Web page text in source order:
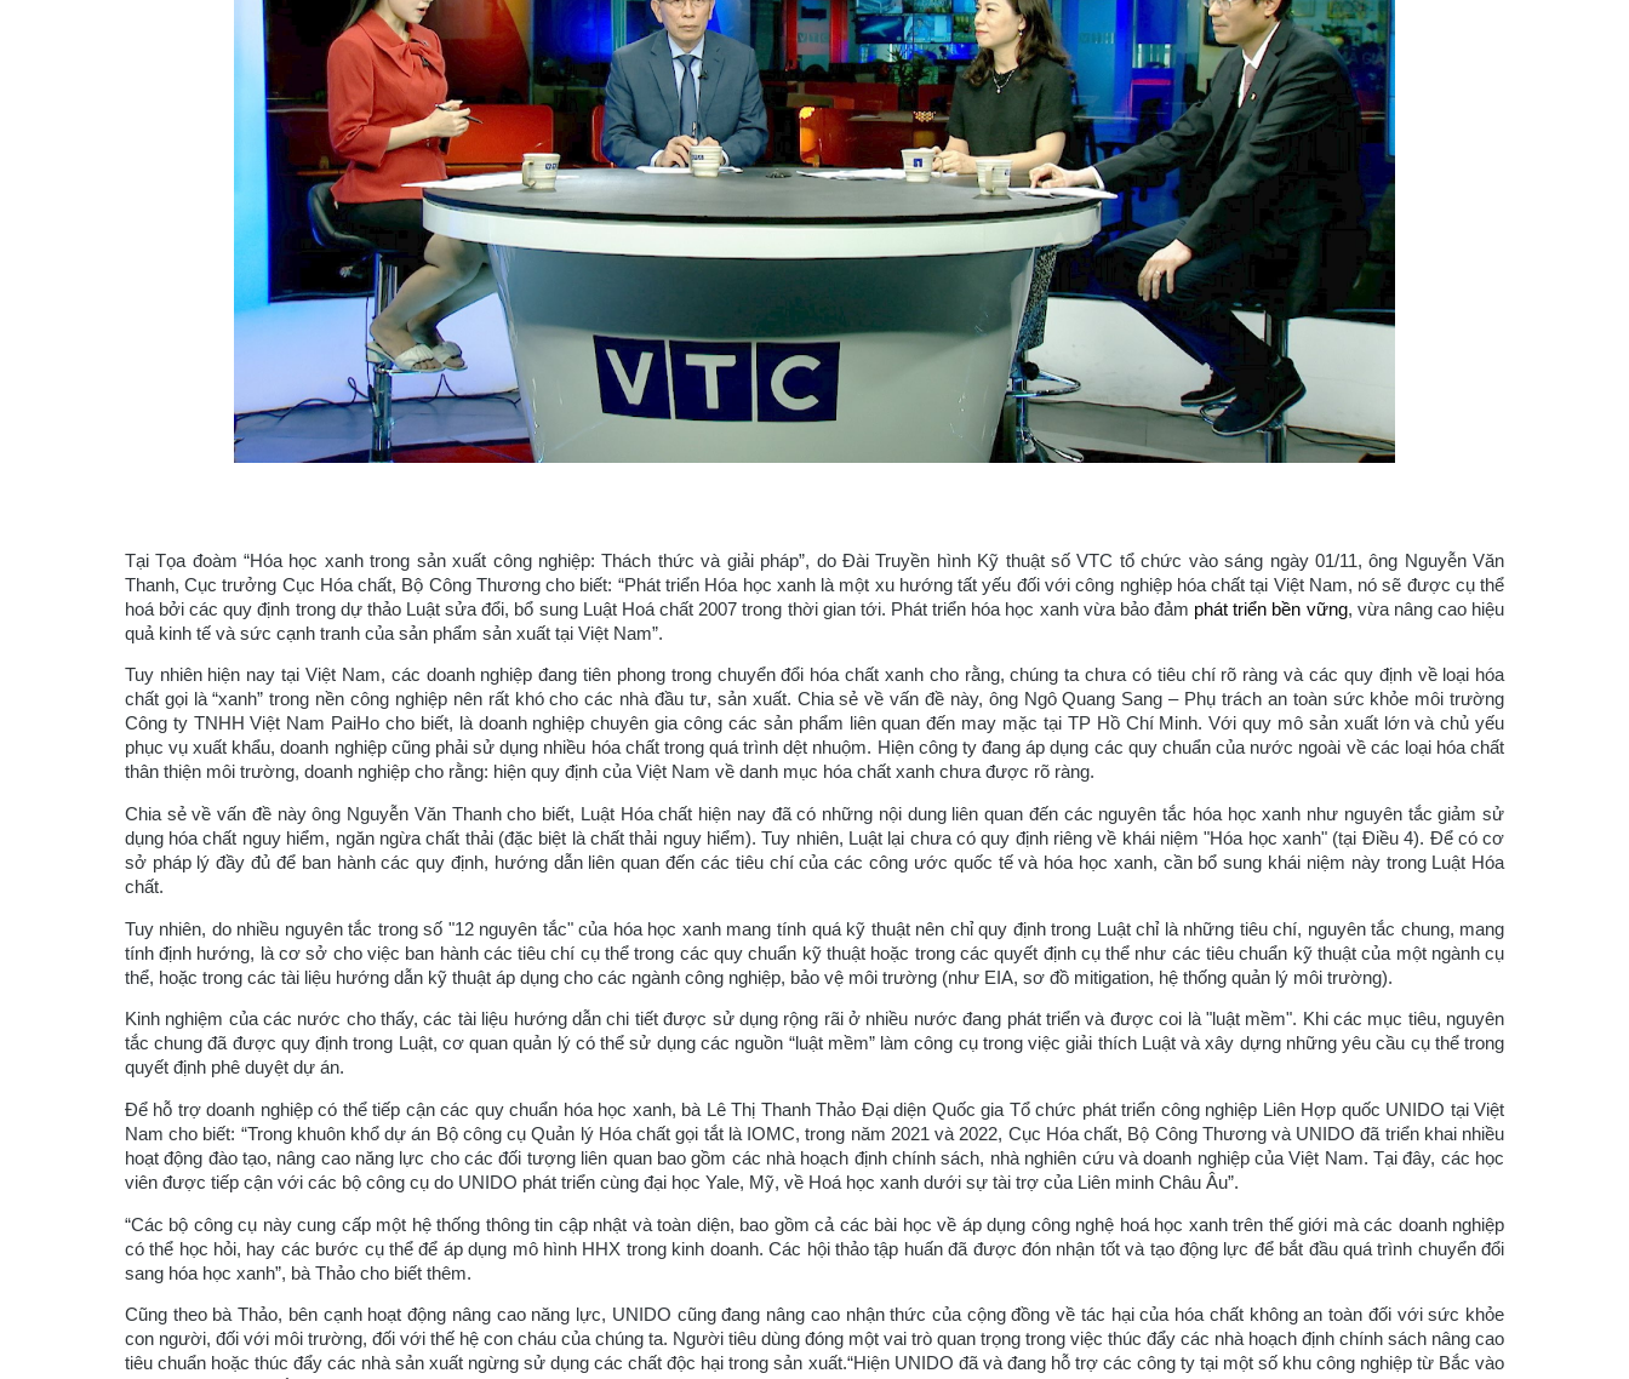
Tại Tọa đoàm “Hóa học xanh trong sản xuất công nghiệp: Thách thức và giải pháp”, do Đài Truyền hình Kỹ thuật số VTC tổ chức vào sáng ngày 01/11, ông Nguyễn Văn
Thanh, Cục trưởng Cục Hóa chất, Bộ Công Thương cho biết: “Phát triển Hóa học xanh là một xu hướng tất yếu đối với công nghiệp hóa chất tại Việt Nam, nó sẽ được cụ thể
hoá bởi các quy định trong dự thảo Luật sửa đổi, bổ sung Luật Hoá chất 2007 trong thời gian tới. Phát triển hóa học xanh vừa bảo đảm phát triển bền vững, vừa nâng cao hiệu
quả kinh tế và sức cạnh tranh của sản phẩm sản xuất tại Việt Nam”.
Tuy nhiên hiện nay tại Việt Nam, các doanh nghiệp đang tiên phong trong chuyển đổi hóa chất xanh cho rằng, chúng ta chưa có tiêu chí rõ ràng và các quy định về loại hóa
chất gọi là “xanh” trong nền công nghiệp nên rất khó cho các nhà đầu tư, sản xuất. Chia sẻ về vấn đề này, ông Ngô Quang Sang – Phụ trách an toàn sức khỏe môi trường
Công ty TNHH Việt Nam PaiHo cho biết, là doanh nghiệp chuyên gia công các sản phẩm liên quan đến may mặc tại TP Hồ Chí Minh. Với quy mô sản xuất lớn và chủ yếu
phục vụ xuất khẩu, doanh nghiệp cũng phải sử dụng nhiều hóa chất trong quá trình dệt nhuộm. Hiện công ty đang áp dụng các quy chuẩn của nước ngoài về các loại hóa chất
thân thiện môi trường, doanh nghiệp cho rằng: hiện quy định của Việt Nam về danh mục hóa chất xanh chưa được rõ ràng.
Chia sẻ về vấn đề này ông Nguyễn Văn Thanh cho biết, Luật Hóa chất hiện nay đã có những nội dung liên quan đến các nguyên tắc hóa học xanh như nguyên tắc giảm sử
dụng hóa chất nguy hiểm, ngăn ngừa chất thải (đặc biệt là chất thải nguy hiểm). Tuy nhiên, Luật lại chưa có quy định riêng về khái niệm "Hóa học xanh" (tại Điều 4). Để có cơ
sở pháp lý đầy đủ để ban hành các quy định, hướng dẫn liên quan đến các tiêu chí của các công ước quốc tế và hóa học xanh, cần bổ sung khái niệm này trong Luật Hóa
chất.
Tuy nhiên, do nhiều nguyên tắc trong số "12 nguyên tắc" của hóa học xanh mang tính quá kỹ thuật nên chỉ quy định trong Luật chỉ là những tiêu chí, nguyên tắc chung, mang
tính định hướng, là cơ sở cho việc ban hành các tiêu chí cụ thể trong các quy chuẩn kỹ thuật hoặc trong các quyết định cụ thể như các tiêu chuẩn kỹ thuật của một ngành cụ
thể, hoặc trong các tài liệu hướng dẫn kỹ thuật áp dụng cho các ngành công nghiệp, bảo vệ môi trường (như EIA, sơ đồ mitigation, hệ thống quản lý môi trường).
Kinh nghiệm của các nước cho thấy, các tài liệu hướng dẫn chi tiết được sử dụng rộng rãi ở nhiều nước đang phát triển và được coi là "luật mềm". Khi các mục tiêu, nguyên
tắc chung đã được quy định trong Luật, cơ quan quản lý có thể sử dụng các nguồn “luật mềm” làm công cụ trong việc giải thích Luật và xây dựng những yêu cầu cụ thể trong
quyết định phê duyệt dự án.
Để hỗ trợ doanh nghiệp có thể tiếp cận các quy chuẩn hóa học xanh, bà Lê Thị Thanh Thảo Đại diện Quốc gia Tổ chức phát triển công nghiệp Liên Hợp quốc UNIDO tại Việt
Nam cho biết: “Trong khuôn khổ dự án Bộ công cụ Quản lý Hóa chất gọi tắt là IOMC, trong năm 2021 và 2022, Cục Hóa chất, Bộ Công Thương và UNIDO đã triển khai nhiều
hoạt động đào tạo, nâng cao năng lực cho các đối tượng liên quan bao gồm các nhà hoạch định chính sách, nhà nghiên cứu và doanh nghiệp của Việt Nam. Tại đây, các học
viên được tiếp cận với các bộ công cụ do UNIDO phát triển cùng đại học Yale, Mỹ, về Hoá học xanh dưới sự tài trợ của Liên minh Châu Âu”.
“Các bộ công cụ này cung cấp một hệ thống thông tin cập nhật và toàn diện, bao gồm cả các bài học về áp dụng công nghệ hoá học xanh trên thế giới mà các doanh nghiệp
có thể học hỏi, hay các bước cụ thể để áp dụng mô hình HHX trong kinh doanh. Các hội thảo tập huấn đã được đón nhận tốt và tạo động lực để bắt đầu quá trình chuyển đổi
sang hóa học xanh”, bà Thảo cho biết thêm.
Cũng theo bà Thảo, bên cạnh hoạt động nâng cao năng lực, UNIDO cũng đang nâng cao nhận thức của cộng đồng về tác hại của hóa chất không an toàn đối với sức khỏe
con người, đối với môi trường, đối với thế hệ con cháu của chúng ta. Người tiêu dùng đóng một vai trò quan trọng trong việc thúc đẩy các nhà hoạch định chính sách nâng cao
tiêu chuẩn hoặc thúc đẩy các nhà sản xuất ngừng sử dụng các chất độc hại trong sản xuất.“Hiện UNIDO đã và đang hỗ trợ các công ty tại một số khu công nghiệp từ Bắc vào